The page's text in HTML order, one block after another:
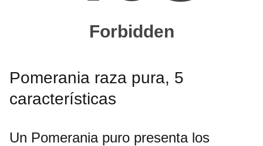
Pomerania raza pura, 5
características
Un Pomerania puro presenta los